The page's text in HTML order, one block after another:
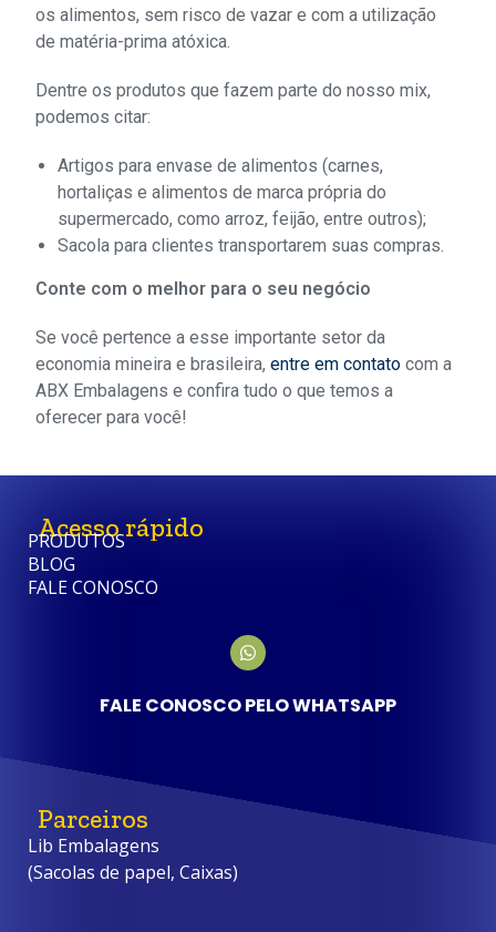
os alimentos, sem risco de vazar e com a utilização
de matéria-prima atóxica.
Dentre os produtos que fazem parte do nosso mix,
podemos citar:
Artigos para envase de alimentos (carnes,
hortaliças e alimentos de marca própria do
supermercado, como arroz, feijão, entre outros);
Sacola para clientes transportarem suas compras.
Conte com o melhor para o seu negócio
Se você pertence a esse importante setor da
economia mineira e brasileira,entre em contato com a
ABX Embalagens e confira tudo o que temos a
oferecer para você!
Acesso rápido
PRODUTOS
BLOG
FALE CONOSCO
FALE CONOSCO PELO WHATSAPP
Parceiros
Lib Embalagens
(Sacolas de papel, Caixas)